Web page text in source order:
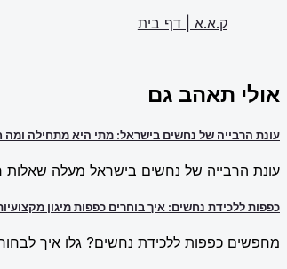
ק.א.א | דף בית
אולי תאהב גם
עונת הרבייה של נחשים בישראל: מתי היא מתחילה
עונת הרבייה של נחשים בישראל מעלה שאלות
כפפות ללכידת נחשים: איך בוחרים כפפות מיגון
מחפשים כפפות ללכידת נחשים? גלו איך לבחור